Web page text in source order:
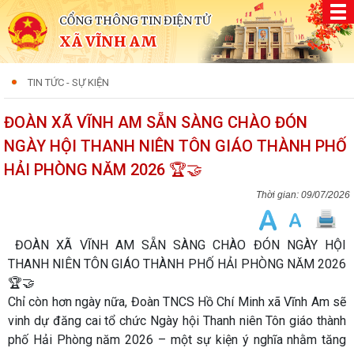
CỔNG THÔNG TIN ĐIỆN TỬ
XÃ VĨNH AM
TIN TỨC - SỰ KIỆN
ĐOÀN XÃ VĨNH AM SẴN SÀNG CHÀO ĐÓN
NGÀY HỘI THANH NIÊN TÔN GIÁO THÀNH PHỐ
HẢI PHÒNG NĂM 2026 🏆🤝
09/07/2026
ĐOÀN XÃ VĨNH AM SẴN SÀNG CHÀO ĐÓN NGÀY HỘI
THANH NIÊN TÔN GIÁO THÀNH PHỐ HẢI PHÒNG NĂM 2026
🏆🤝
Chỉ còn hơn ngày nữa, Đoàn TNCS Hồ Chí Minh xã Vĩnh Am sẽ
vinh dự đăng cai tổ chức Ngày hội Thanh niên Tôn giáo thành
phố Hải Phòng năm 2026 – một sự kiện ý nghĩa nhằm tăng